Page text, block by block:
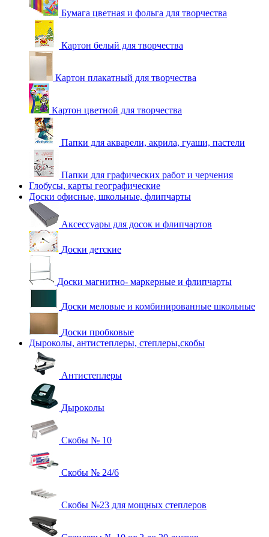
Бумага цветная и фольга для творчества
Картон белый для творчества
Картон плакатный для творчества
Картон цветной для творчества
Папки для акварели, акрила, гуаши, пастели
Папки для графических работ и черчения
Глобусы, карты географические
Доски офисные, школьные, флипчарты
Аксессуары для досок и флипчартов
Доски детские
Доски магнитно- маркерные и флипчарты
Доски меловые и комбинированные школьные
Доски пробковые
Дыроколы, антистеплеры, степлеры,скобы
Антистеплеры
Дыроколы
Скобы № 10
Скобы № 24/6
Скобы №23 для мощных степлеров